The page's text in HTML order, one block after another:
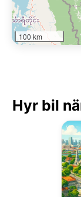
100 km
Hyr bil